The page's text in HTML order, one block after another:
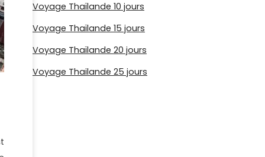
Voyage Thaïlande 10 jours
Voyage Thaïlande 15 jours
Voyage Thaïlande 20 jours
Voyage Thailande 25 jours